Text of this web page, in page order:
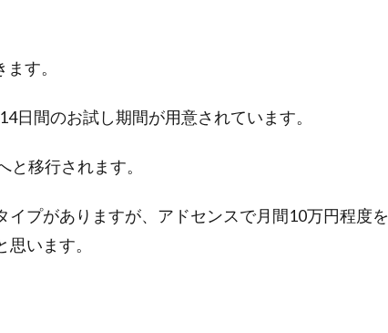
す。
日間のお試し期間が用意されています。
移行されます。
プがありますが、アドセンスで月間10万円程度を
います。